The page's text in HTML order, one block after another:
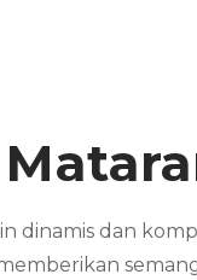
dinamis dan